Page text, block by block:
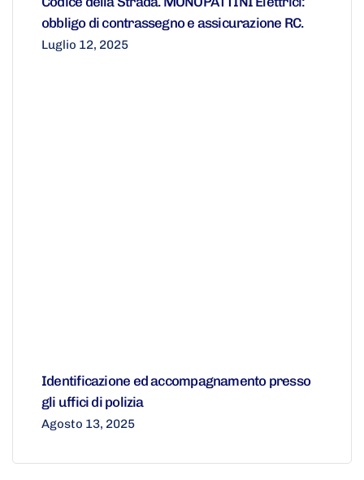
obbligo di contrassegno e assicurazione RC.
Luglio 12, 2025
Identificazione ed accompagnamento presso
gli uffici di polizia
Agosto 13, 2025